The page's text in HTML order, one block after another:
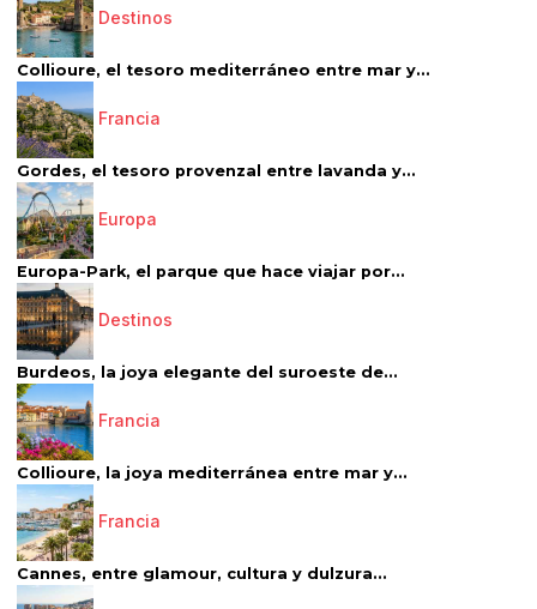
Destinos
Collioure, el tesoro mediterráneo entre mar y...
Francia
Gordes, el tesoro provenzal entre lavanda y...
Europa
Europa-Park, el parque que hace viajar por...
Destinos
Burdeos, la joya elegante del suroeste de...
Francia
Collioure, la joya mediterránea entre mar y...
Francia
Cannes, entre glamour, cultura y dulzura...